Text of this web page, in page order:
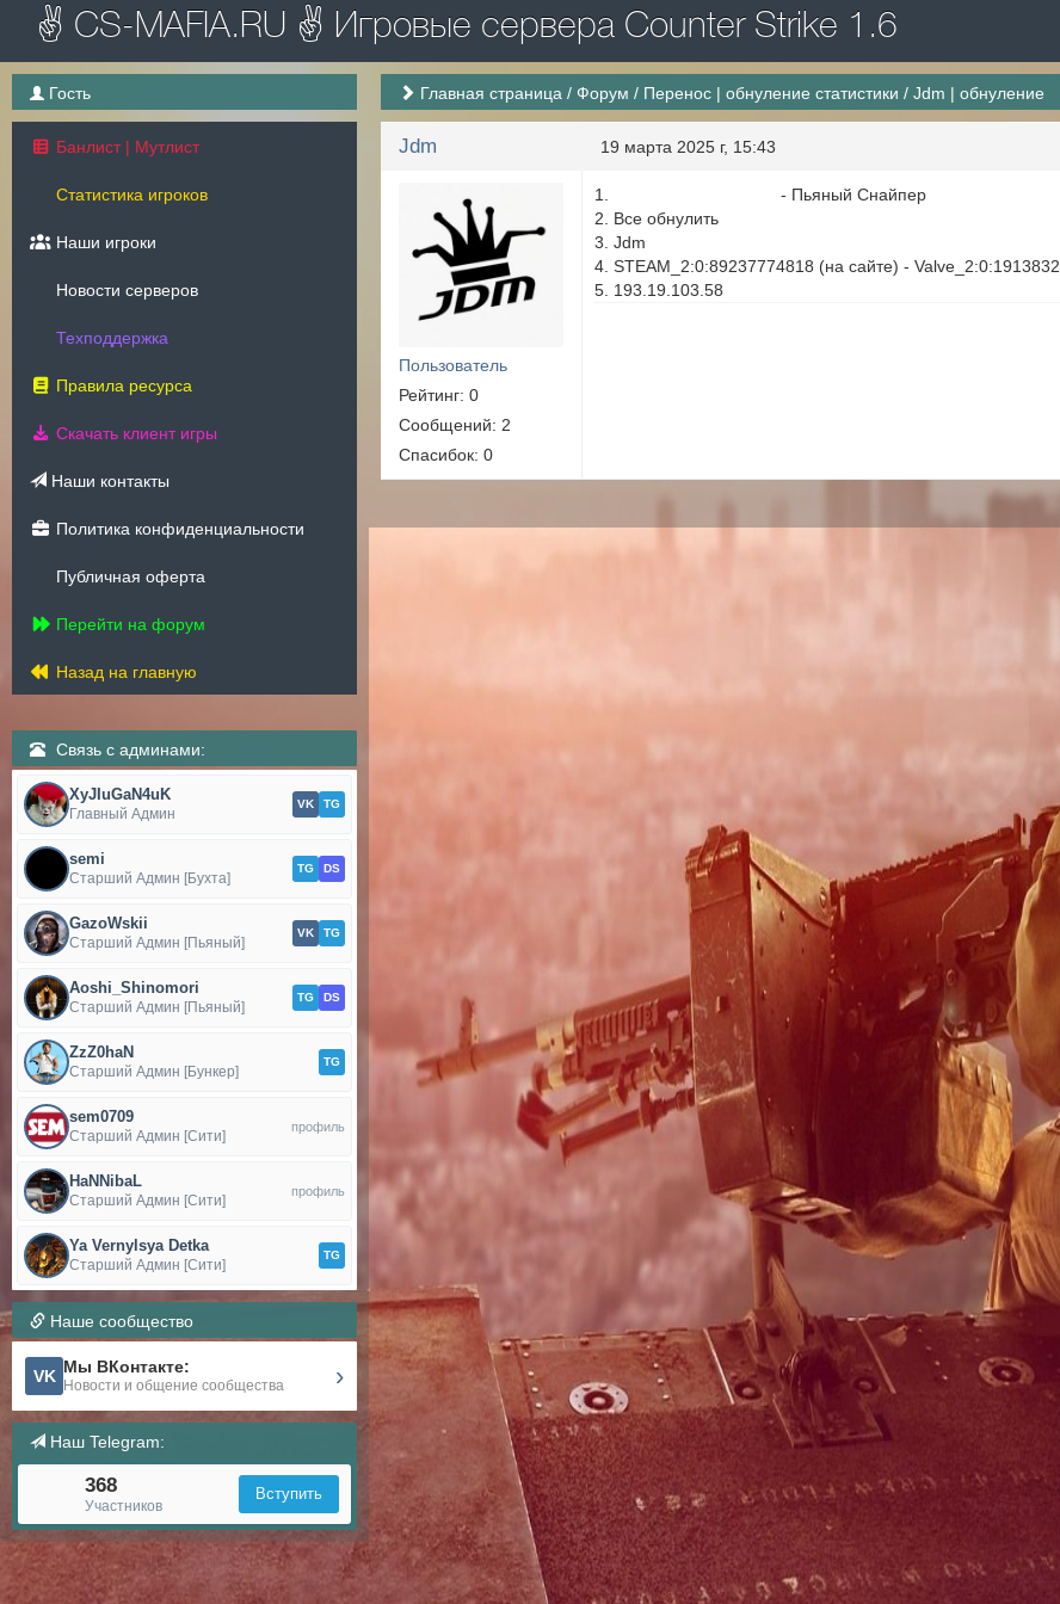
✌ CS-MAFIA.RU ✌ Игровые сервера Counter Strike 1.6
Гость
Банлист | Мутлист
Статистика игроков
Наши игроки
Новости серверов
Техподдержка
Правила ресурса
Скачать клиент игры
Наши контакты
Политика конфиденциальности
Публичная оферта
Перейти на форум
Назад на главную
Связь с админами:
XyJIuGaN4uK
Главный Админ
VK TG
semi
Старший Админ [Бухта]
TG DS
GazoWskii
Старший Админ [Пьяный]
VK TG
Aoshi_Shinomori
Старший Админ [Пьяный]
TG DS
ZzZ0haN
Старший Админ [Бункер]
TG
sem0709
Старший Админ [Сити]
профиль
HaNNibaL
Старший Админ [Сити]
профиль
Ya Vernylsya Detka
Старший Админ [Сити]
TG
Наше сообщество
VK Мы ВКонтакте:
Новости и общение сообщества ›
Наш Telegram:
368
Участников
Вступить
Главная страница /Форум / Перенос | обнуление статистики /Jdm | обнуление
Jdm 19 марта 2025 г, 15:43
Пользователь
Рейтинг: 0
Сообщений: 2
Спасибок: 0
1.
- Пьяный Cнайпер
2. Все обнулить
3. Jdm
4. STEAM_2:0:89237774818 (на сайте) -
5. 193.19.103.58